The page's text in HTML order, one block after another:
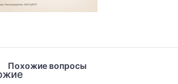
Похожие вопросы